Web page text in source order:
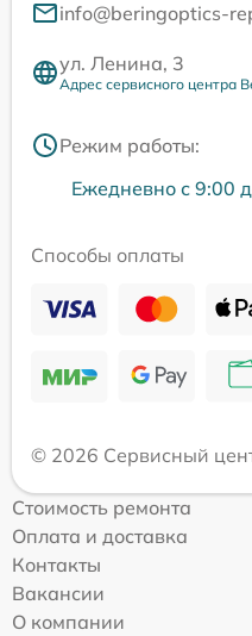
info@beringoptics-
ул. Ленина, 3
Адрес сервисного центра
Режим работы:
Ежедневно с 9:00
Способы оплаты
© 2026 Сервисный
Стоимость ремонта
Оплата и доставка
Контакты
Вакансии
О компании